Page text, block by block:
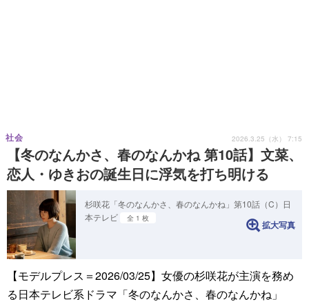
【冬のなんかさ、春のなんかね 第10話】文菜、
恋人・ゆきおの誕生日に浮気を打ち明ける
社会 2026.3.25（水） 7:15
杉咲花「冬のなんかさ、春のなんかね」第10話（C）日
本テレビ
全 1 枚
拡大写真
【モデルプレス＝2026/03/25】女優の杉咲花が主演を務め
る日本テレビ系ドラマ「冬のなんかさ、春のなんかね」